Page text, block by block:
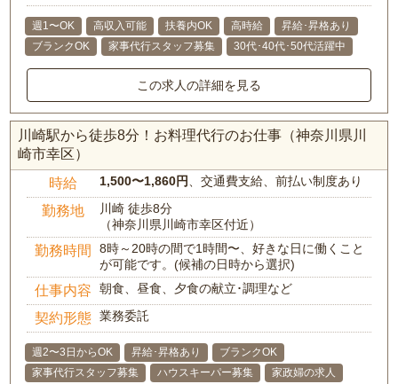
週1〜OK 高収入可能 扶養内OK 高時給
昇給･昇格あり
ブランクOK
家事代行スタッフ募集 30代･40代･50代活躍中
この求人の詳細を見る
川崎駅から徒歩8分！お料理代行のお仕事（神奈川県川
崎市幸区）
時給 1,500〜1,860円 、交通費支給、前払い制度あり
勤務地
川崎 徒歩8分
（神奈川県川崎市幸区付近）
勤務時間
8時～20時の間で1時間〜、好きな日に働くこと
が可能です。(候補の日時から選択)
仕事内容 朝食、昼食、夕食の献立･調理など
契約形態 業務委託
週2〜3日からOK 昇給･昇格あり
ブランクOK
家事代行スタッフ募集
ハウスキーパー募集
家政婦の求人